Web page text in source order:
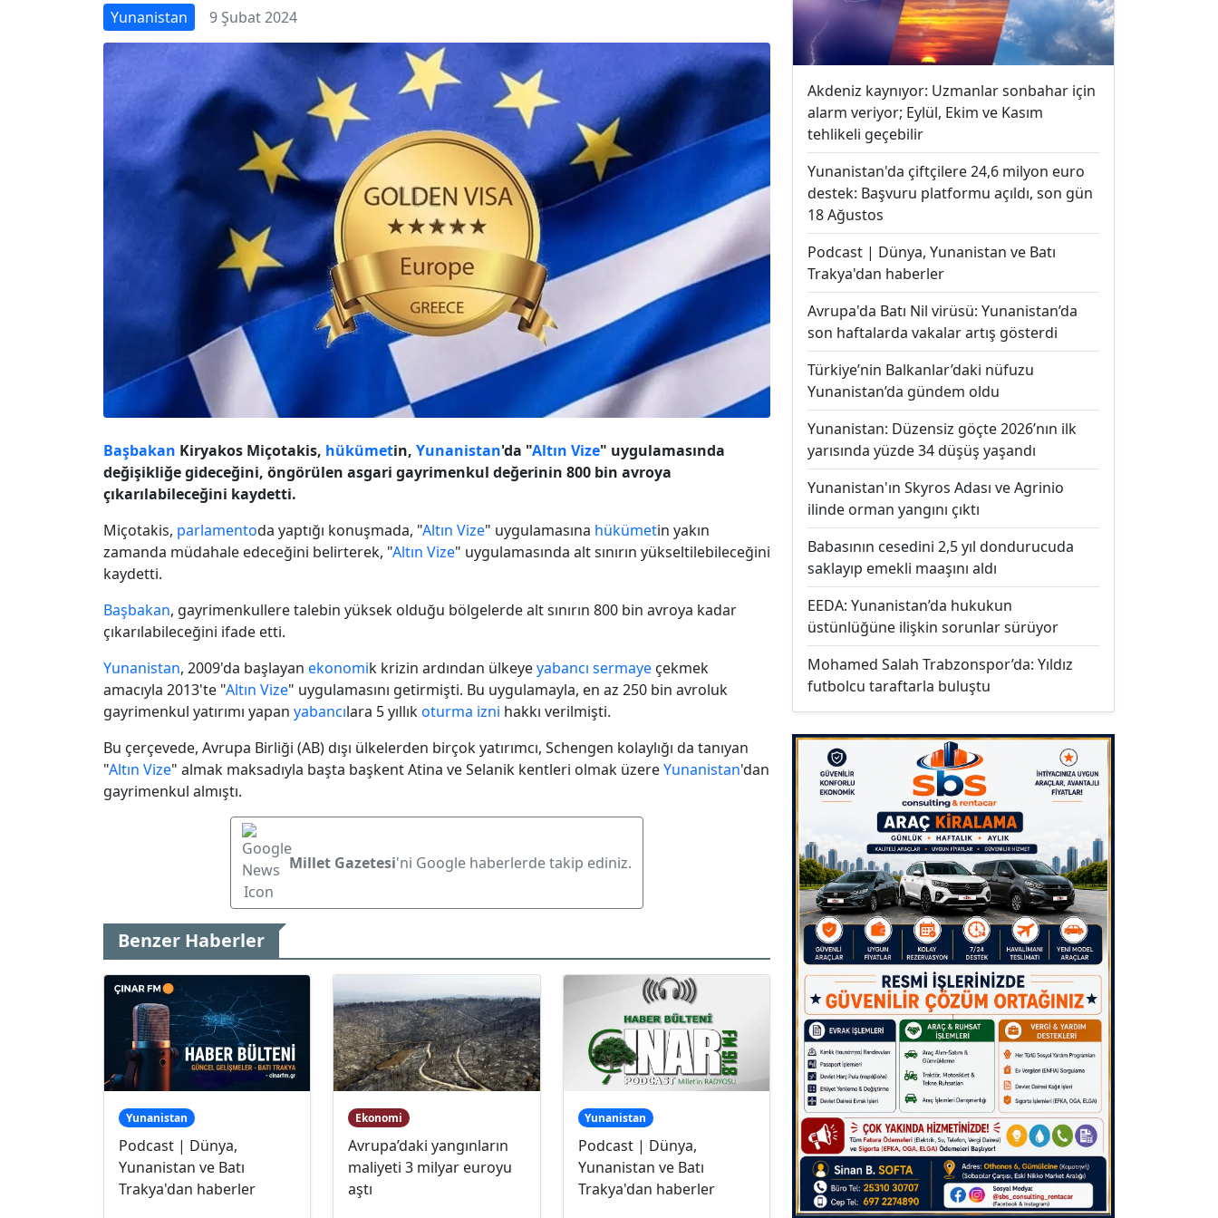
Yunanistan 9 Şubat 2024
Başbakan Kiryakos Miçotakis, hükümetin, Yunanistan'da "Altın Vize" uygulamasında
değişikliğe gideceğini, öngörülen asgari gayrimenkul değerinin 800 bin avroya
çıkarılabileceğini kaydetti.
Miçotakis, parlamentoda yaptığı konuşmada, "Altın Vize" uygulamasına hükümetin yakın
zamanda müdahale edeceğini belirterek, "Altın Vize" uygulamasında alt sınırın yükseltilebileceğini
kaydetti.
Başbakan, gayrimenkullere talebin yüksek olduğu bölgelerde alt sınırın 800 bin avroya kadar
çıkarılabileceğini ifade etti.
Yunanistan, 2009'da başlayan ekonomik krizin ardından ülkeyeyabancı sermaye çekmek
amacıyla 2013'te "Altın Vize" uygulamasını getirmişti. Bu uygulamayla, en az 250 bin avroluk
gayrimenkul yatırımı yapan yabancılara 5 yıllıkoturma izni hakkı verilmişti.
Bu çerçevede, Avrupa Birliği (AB) dışı ülkelerden birçok yatırımcı, Schengen kolaylığı da tanıyan
"Altın Vize" almak maksadıyla başta başkent Atina ve Selanik kentleri olmak üzereYunanistan'dan
gayrimenkul almıştı.
Millet Gazetesi'ni Google haberlerde takip ediniz.
Benzer Haberler
Yunanistan
Podcast | Dünya,
Yunanistan ve Batı
Trakya'dan haberler
Ekonomi
Avrupa’daki yangınların
maliyeti 3 milyar euroyu
aştı
Yunanistan
Podcast | Dünya,
Yunanistan ve Batı
Trakya'dan haberler
Akdeniz kaynıyor: Uzmanlar sonbahar için
alarm veriyor; Eylül, Ekim ve Kasım
tehlikeli geçebilir
Yunanistan'da çiftçilere 24,6 milyon euro
destek: Başvuru platformu açıldı, son gün
18 Ağustos
Podcast | Dünya, Yunanistan ve Batı
Trakya'dan haberler
Avrupa'da Batı Nil virüsü: Yunanistan’da
son haftalarda vakalar artış gösterdi
Türkiye’nin Balkanlar’daki nüfuzu
Yunanistan’da gündem oldu
Yunanistan: Düzensiz göçte 2026’nın ilk
yarısında yüzde 34 düşüş yaşandı
Yunanistan'ın Skyros Adası ve Agrinio
ilinde orman yangını çıktı
Babasının cesedini 2,5 yıl dondurucuda
saklayıp emekli maaşını aldı
EEDA: Yunanistan’da hukukun
üstünlüğüne ilişkin sorunlar sürüyor
Mohamed Salah Trabzonspor’da: Yıldız
futbolcu taraftarla buluştu